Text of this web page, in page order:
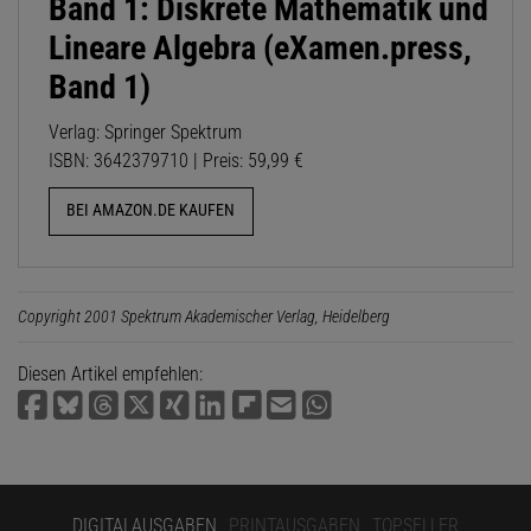
Band 1: Diskrete Mathematik und
Lineare Algebra (eXamen.press,
Band 1)
Verlag: Springer Spektrum
ISBN: 3642379710 | Preis: 59,99 €
BEI AMAZON.DE KAUFEN
Copyright 2001 Spektrum Akademischer Verlag, Heidelberg
Diesen Artikel empfehlen:
DIGITALAUSGABEN PRINTAUSGABEN TOPSELLER